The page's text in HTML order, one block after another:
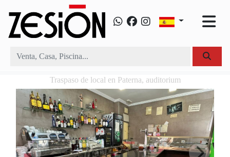
Traspaso de local en Paterna, auditorium